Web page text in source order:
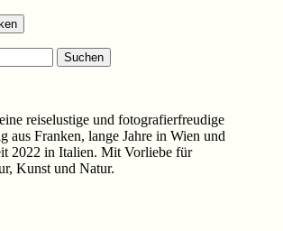
reiselustige und fotografierfreudige
aus Franken, lange Jahre in Wien und
2022 in Italien. Mit Vorliebe für
Kunst und Natur.